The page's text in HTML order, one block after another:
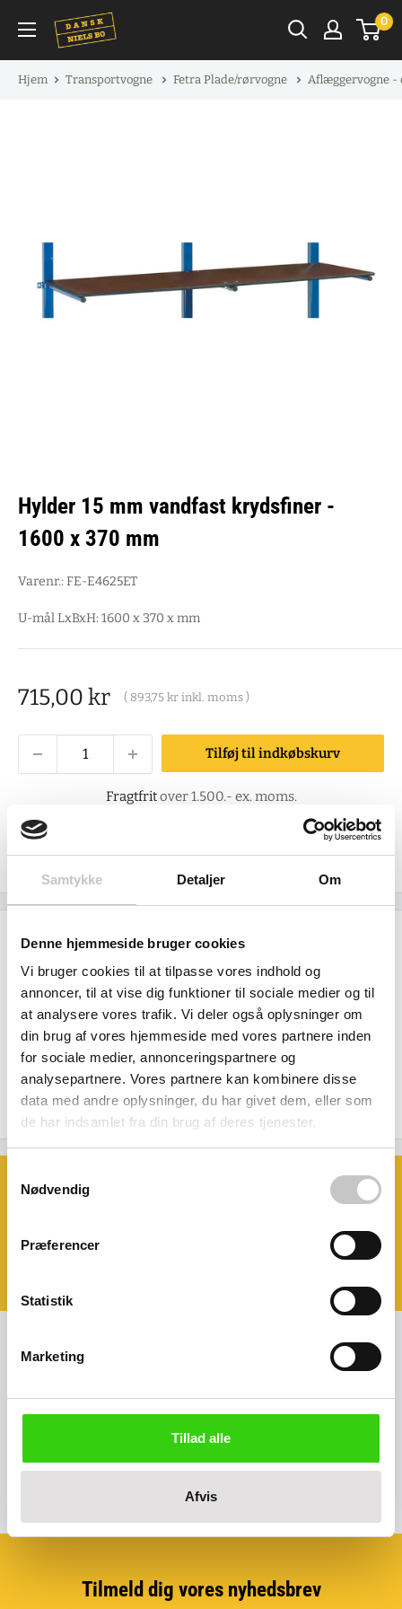
Samtykke Detaljer Om
Denne hjemmeside bruger cookies
Vi bruger cookies til at tilpasse vores indhold og
annoncer, til at vise dig funktioner til sociale medier og til
at analysere vores trafik. Vi deler også oplysninger om
din brug af vores hjemmeside med vores partnere inden
for sociale medier, annonceringspartnere og
analysepartnere. Vores partnere kan kombinere disse
data med andre oplysninger, du har givet dem, eller som
de har indsamlet fra din brug af deres tjenester.
Nødvendig
Præferencer
Statistik
Marketing
Tillad alle
Afvis
indhold
0
Hjem Transportvogne Fetra Plade/rørvogne Aflæggervogne
Hylder 15 mm vandfast krydsfiner -
1600 x 370 mm
Varenr.: FE-E4625ET
U-mål LxBxH: 1600 x 370 x mm
Salgspris
715,00 kr ( 893,75 kr inkl. moms )
Tilføj til indkøbskurv
Fragtfritover 1.500.- ex. moms.
Beskrivelse
Hylder af 15 mm stærk vandfast krydsfiner.
Som er vendbar - en side er glat og en side er skridsikker.
Med fastgørelsesbeslag.
Ønsker du at se eller prøve nogle af
Book et møde - så kommer vi til dig!
Mulighed for kreditkort, EAN faktura eller fakturaaftale.
Tilmeld dig vores nyhedsbrev